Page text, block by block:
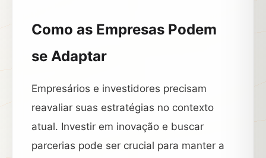
Como as Empresas Podem
se Adaptar
Empresários e investidores precisam
reavaliar suas estratégias no contexto
atual. Investir em inovação e buscar
parcerias pode ser crucial para manter a